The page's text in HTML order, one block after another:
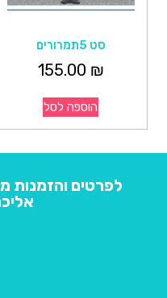
סט 5תמרורים
155.00 ₪
הוספה לסל
לפרטים והזמנות